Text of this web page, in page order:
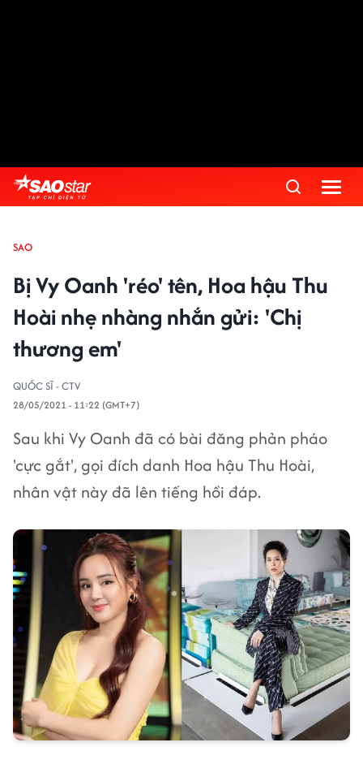
SAO
Bị Vy Oanh 'réo' tên, Hoa hậu Thu
Hoài nhẹ nhàng nhắn gửi: 'Chị
thương em'
QUỐC SĨ - CTV
28/05/2021 - 11:22 (GMT+7)
Sau khi Vy Oanh đã có bài đăng phản pháo
'cực gắt', gọi đích danh Hoa hậu Thu Hoài,
nhân vật này đã lên tiếng hồi đáp.